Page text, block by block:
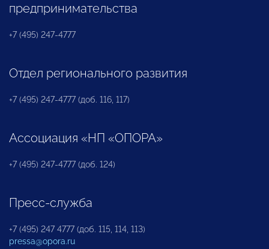
предпринимательства
+7 (495) 247-4777
Отдел регионального развития
+7 (495) 247-4777 (доб. 116, 117)
Ассоциация «НП «ОПОРА»
+7 (495) 247-4777 (доб. 124)
Пресс-служба
+7 (495) 247 4777 (доб. 115, 114, 113)
pressa@opora.ru